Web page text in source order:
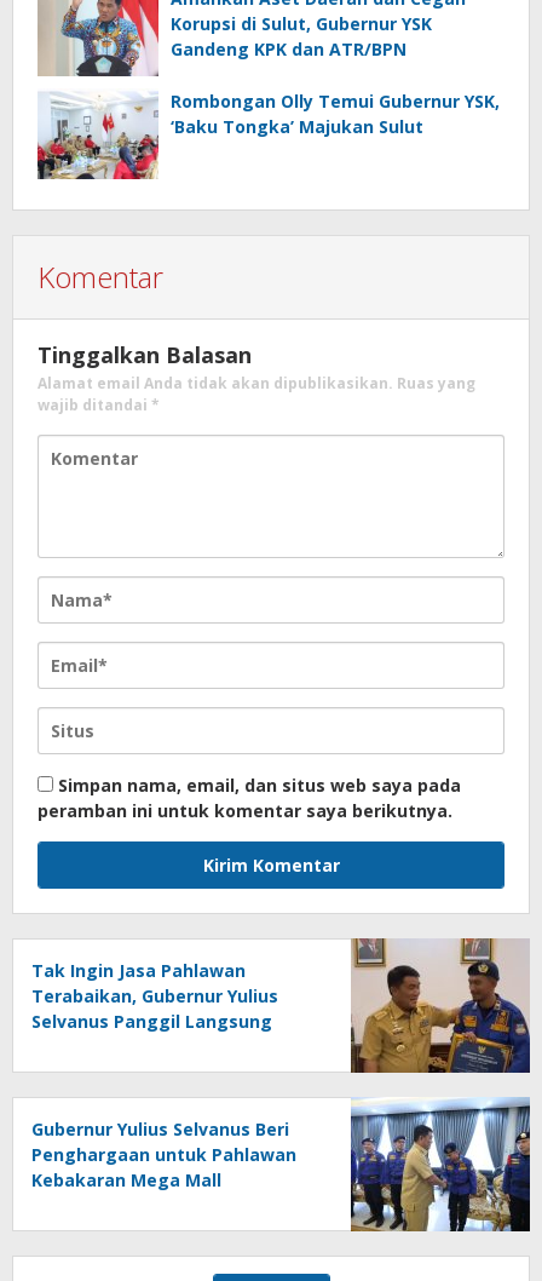
Korupsi di Sulut, Gubernur YSK
Gandeng KPK dan ATR/BPN
Rombongan Olly Temui Gubernur YSK,
‘Baku Tongka’ Majukan Sulut
Komentar
Tinggalkan Balasan
Alamat email Anda tidak akan dipublikasikan. Ruas yang
wajib ditandai *
Simpan nama, email, dan situs web saya pada
peramban ini untuk komentar saya berikutnya.
Tak Ingin Jasa Pahlawan
Terabaikan, Gubernur Yulius
Selvanus Panggil Langsung
Gubernur Yulius Selvanus Beri
Penghargaan untuk Pahlawan
Kebakaran Mega Mall